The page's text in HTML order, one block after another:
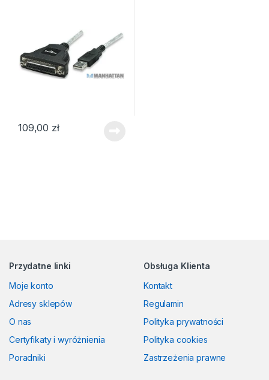
109,00 zł
Przydatne linki
Moje konto
Adresy sklepów
O nas
Certyfikaty i wyróżnienia
Poradniki
Obsługa Klienta
Kontakt
Regulamin
Polityka prywatności
Polityka cookies
Zastrzeżenia prawne